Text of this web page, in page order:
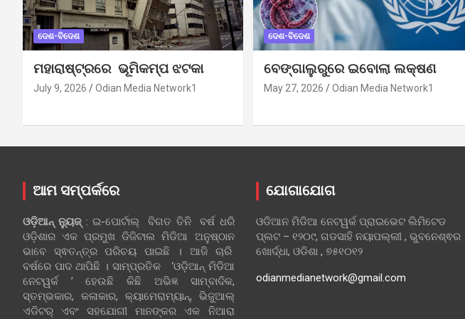
ଦେଶ-ବିଦେଶ
ମହାରାଷ୍ଟ୍ରରେ ଭୂମିକମ୍ପ ଝଟକା
July 9, 2026 Odian Media Network1
ଦେଶ-ବିଦେଶ
ବେଙ୍ଗାଲୁରୁରେ ଇବୋଲା ଲକ୍ଷଣ
May 27, 2026 Odian Media Network1
ଆମ ସମ୍ପର୍କରେ
ଓଡ଼ିଆନ୍‍ ନ୍ୟୁଜ୍‍: ଇ-ପୋର୍ଟାଲ୍ ବିଗତ ତିନି ବର୍ଷ ଧରି
ଓଡ଼ିଶାର ଏକ ପ୍ରମୁଖ ଡିଜିଟାଲ ମିଡିଆ ଅନୁଷ୍ଠାନ
ଭାବେ ସ୍ଵତନ୍ତ୍ର ପରିଚୟ ପାଇଛି । ଆଜି ଚାରି
ବର୍ଷରେ ପାଦ ଥାପିଛି । ସାମ୍ପ୍ରତିକ ‘ଓଡ଼ିଆନ୍‍ ମିଡିଆ
ନେଟୱର୍କ ’ ହେଉଛି କିଛି ଅଭିଜ୍ଞ ସାମ୍ବାଦିକ,
ସ୍ତମ୍ଭକାର, କଳାକାର, କ୍ୟାମେରାମ୍ୟାନ୍, ଭିଜୁଆଲ୍
ଏଡିଟର୍ ଏବଂ ସହଯୋଗୀ ମାନଙ୍କର ଏକ ନିଆରା
ଯୋଗାଯୋଗ
ଓଡିଆନ ମିଡିଆ ନେଟୱର୍କ ପ୍ରାଇଭେଟ ଲିମିଟେଡ
ପ୍ଲଟ – ୧୨୦୯, ଗଡସାହି ନୟାପଲ୍ଲୀ , ଭୁବନେଶ୍ଵର
ଖୋର୍ଦ୍ଧା, ଓଡିଶା , ୭୫୧୦୧୨
odianmedianetwork@gmail.com